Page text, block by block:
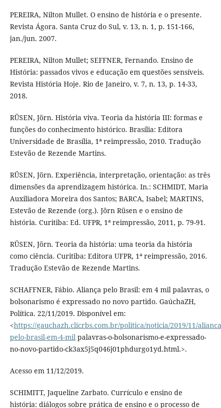
PEREIRA, Nilton Mullet. O ensino de história e o presente.
Revista Ágora. Santa Cruz do Sul, v. 13, n. 1, p. 151-166,
jan./jun. 2007.
PEREIRA, Nilton Mullet; SEFFNER, Fernando. Ensino de
História: passados vivos e educação em questões sensíveis.
Revista História Hoje. Rio de Janeiro, v. 7, n. 13, p. 14-33,
2018.
RÜSEN, Jörn. História viva. Teoria da história III: formas e
funções do conhecimento histórico. Brasília: Editora
Universidade de Brasília, 1ª reimpressão, 2010. Tradução
Estevão de Rezende Martins.
RÜSEN, Jörn. Experiência, interpretação, orientação: as três
dimensões da aprendizagem histórica. In.: SCHMIDT, Maria
Auxiliadora Moreira dos Santos; BARCA, Isabel; MARTINS,
Estevão de Rezende (org.). Jörn Rüsen e o ensino de
história. Curitiba: Ed. UFPR, 1ª reimpressão, 2011, p. 79-91.
RÜSEN, Jörn. Teoria da história: uma teoria da história
como ciência. Curitiba: Editora UFPR, 1ª reimpressão, 2016.
Tradução Estevão de Rezende Martins.
SCHAFFNER, Fábio. Aliança pelo Brasil: em 4 mil palavras, o
bolsonarismo é expressado no novo partido. GaúchaZH,
Política. 22/11/2019. Disponível em:
<https://gauchazh.clicrbs.com.br/politica/noticia/2019/11/
pelo-brasil-em-4-mil palavras-o-bolsonarismo-e-expressado-
no-novo-partido-ck3ax5j5q046j01phdurgo1yd.html.>.
Acesso em 11/12/2019.
SCHIMITT, Jaqueline Zarbato. Currículo e ensino de
história: diálogos sobre prática de ensino e o processo de